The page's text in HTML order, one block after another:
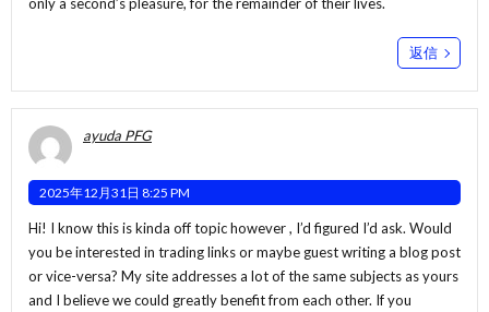
返信
ayuda PFG
2025年12月31日 8:25 PM
Hi! I know this is kinda off topic however , I’d figured I’d ask. Would
you be interested in trading links or maybe guest writing a blog post
or vice-versa? My site addresses a lot of the same subjects as yours
and I believe we could greatly benefit from each other. If you